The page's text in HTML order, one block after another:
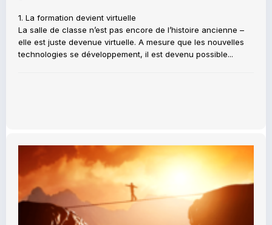
1. La formation devient virtuelle
La salle de classe n’est pas encore de l’histoire ancienne –
elle est juste devenue virtuelle. A mesure que les nouvelles
technologies se développement, il est devenu possible...